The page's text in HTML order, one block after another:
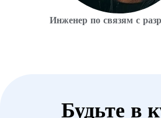
Инженер по связям с
Будьте в